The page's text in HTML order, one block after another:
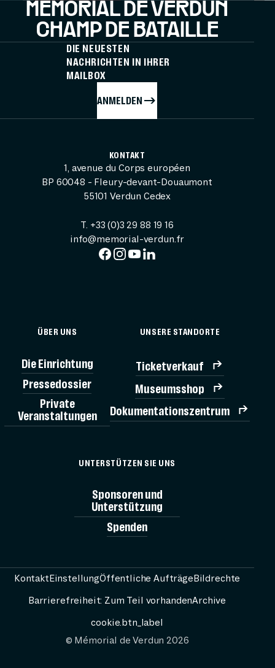
BESUCH
MÉMORIAL DE VERDUN
CHAMP DE BATAILLE
DIE NEUESTEN
NACHRICHTEN IN IHRER
MAILBOX
ANMELDEN
KONTAKT
1, avenue du Corps européen
BP 60048 - Fleury-devant-Douaumont
55101 Verdun Cedex
T. +33 (0)3 29 88 19 16
info@memorial-verdun.fr
ÜBER UNS
Die Einrichtung
Pressedossier
Private
Veranstaltungen
UNSERE STANDORTE
Ticketverkauf
Museumsshop
Dokumentationszentrum
UNTERSTÜTZEN SIE UNS
Sponsoren und
Unterstützung
Spenden
© Mémorial de Verdun 2026
KontaktEinstellungÖffentliche AufträgeBildrechte
Barrierefreiheit: Zum Teil vorhandenArchive
cookie.btn_label